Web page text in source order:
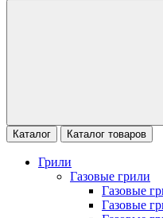
Каталог Каталог товаров
Грили
Газовые грили
Газовые
Газовые